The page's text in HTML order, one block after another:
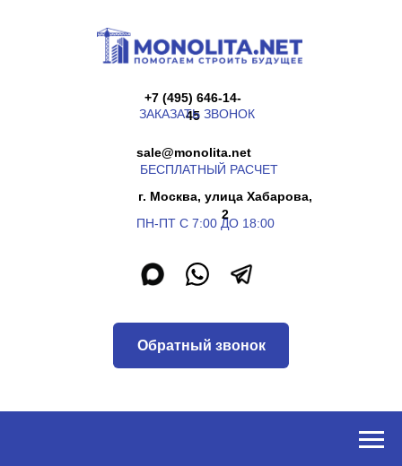
г. Москва, улица Хабарова,
ПН-ПТ С 7:00 ДО 18:00
45
ЗАКАЗАТЬ ЗВОНОК
БЕСПЛАТНЫЙ РАСЧЕТ